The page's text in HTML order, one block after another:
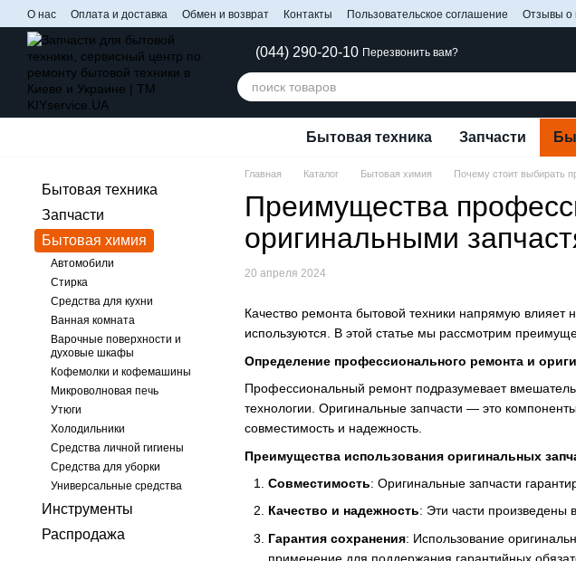
Перейти к основному контенту
О нас Оплата и доставка Обмен и возврат Контакты Пользовательское соглашение Отзывы о
(044) 290-20-10 Перезвонить вам?
Бытовая техника Запчасти
Главная Каталог Бытовая химия Почему стоит выбирать
Преимущества
оригинальными
20 апреля 2024
Качество ремонта бытовой техники напрямую влияет
используются. В этой статье мы рассмотрим
Определение профессионального ремонта и
Профессиональный ремонт подразумевает
технологии. Оригинальные запчасти — это
совместимость и надежность.
Преимущества использования оригинальных
Совместимость: Оригинальные запчасти
Качество и надежность: Эти части произведены
Гарантия сохранения: Использование
применение для поддержания гарантийных
Бытовая техника
Запчасти
Бытовая химия
Автомобили
Стирка
Средства для кухни
Ванная комната
Варочные поверхности и
духовые шкафы
Кофемолки и кофемашины
Микроволновая печь
Утюги
Холодильники
Средства личной гигиены
Средства для уборки
Универсальные средства
Инструменты
Распродажа